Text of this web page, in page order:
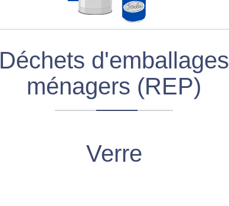
Déchets d'emballages
ménagers (REP)
Verre